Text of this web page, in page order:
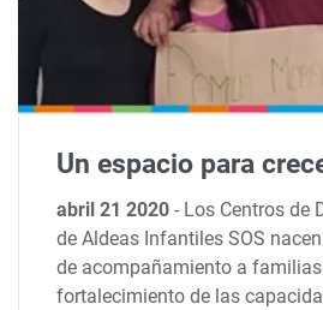
Un espacio para
abril 21 2020- Los Centros de
de Aldeas Infantiles SOS
de acompañamiento a familias
fortalecimiento de las